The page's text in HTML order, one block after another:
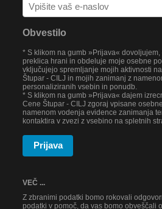
Obvestilo
* S klikom na gumb »Prijava«
preklica hrani in obdeluje moje osebne
vključujejo spremljanje mojih aktivnosti
Štupar - CILJ in mojih zanimanj z
personaliziranih vsebin in ponudb.
* S klikom na gumb »Prijava« dajem
Cene Štupar - CILJ zgoraj vpisane
namenom vodenja evidence zanimanja
kontaktira v zvezi z vsebino na spletnih
Prijava
VEČ ...
Z zbranimi podatki bomo rokovali
podatki v pomoč, da vas bomo obveščali